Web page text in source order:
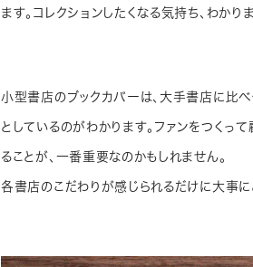
ます。コレクションしたくなる気持ち、わかり
小型書店のブックカバーは、大手書店に比
としているのがわかります。ファンをつくっ
ることが、一番重要なのかもしれません。
各書店のこだわりが感じられるだけに大事に